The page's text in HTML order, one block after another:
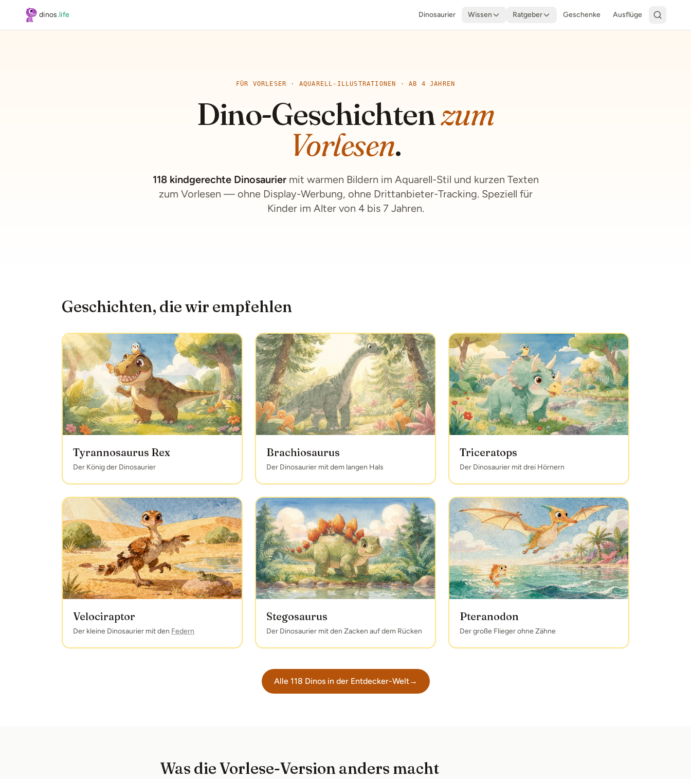
Zum Hauptinhalt springen
dinos.life Dinosaurier Wissen Ratgeber Geschenke Ausflüge
FÜR VORLESER · AQUARELL-ILLUSTRATIONEN · AB 4 JAHREN
Dino-Geschichtenzum
Vorlesen.
118kindgerechte Dinosauriermit warmen Bildern im Aquarell-Stil und kurzen Texten
zum Vorlesen — ohne Display-Werbung, ohne Drittanbieter-Tracking. Speziell für
Kinder im Alter von 4 bis 7 Jahren.
Geschichten, die wir empfehlen
Tyrannosaurus Rex
Der König der Dinosaurier
Brachiosaurus
Der Dinosaurier mit dem langen Hals
Triceratops
Der Dinosaurier mit drei Hörnern
Velociraptor
Der kleine Dinosaurier mit den Federn
Stegosaurus
Der Dinosaurier mit den Zacken auf dem Rücken
Pteranodon
Der große Flieger ohne Zähne
Alle 118 Dinos in der Entdecker-Welt→
Was die Vorlese-Version anders macht